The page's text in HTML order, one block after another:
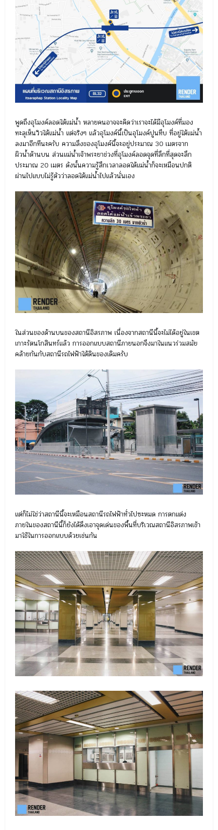
พูดถึงอุโมงค์ลอดใต้แม่น้ำ หลายคนอาจจะคิดว่าเราจะได้มีอุโมงค์ที่มอง
ทะลุเห็นวิวใต้แม่น้ำ แต่จริงๆ แล้วอุโมงค์นี้เป็นอุโมงค์ปูนทึบ ที่อยู่ใต้แม่น้ำ
ลงมาอีกทีนะครับ ความลึงของอุโมงค์นี้จะอยู่ประมาณ 30 เมตรจาก
ผิวน้ำด้านบน ส่วนแม่น้ำเจ้าพระยาช่วงที่อุโมงค์ลอดจุดที่ลึกที่สุดจะลึก
ประมาณ 20 เมตร ดังนั้นความรู้สึกเวลาลอดใต้แม่น้ำก็จะเหมือนปกติ
ผ่านไปแบบไม่รู้ตัวว่าลอดใต้แม่น้ำไปแล้วนั่นเอง
ในส่วนของด้านบนของสถานีอิสรภาพ เนื่องจากสถานีนี้จะไม่ได้อยู่ในเขต
เกาะรัตนโกสินทร์แล้ว การออกแบบสถานีภายนอกจึงมาในแนวร่วมสมัย
คล้ายกันกับสถานีรถไฟฟ้าใต้ดินของเดิมครับ
แต่ก็ไม่ใช่ว่าสถานีนี้จะเหมือนสถานีรถไฟฟ้าทั่วไปซะหมด การตกแต่ง
ภายในของสถานีนี้ก็ยังได้ดึงเอาจุดเด่นของพื้นที่บริเวณสถานีอิสรภาพเข้า
มาใช้ในการออกแบบด้วยเช่นกัน